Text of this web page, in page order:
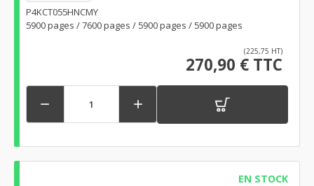
P4KCT055HNCMY
5900 pages / 7600 pages / 5900 pages / 5900 pages
(225,75 HT)
270,90 € TTC
 
EN STOCK